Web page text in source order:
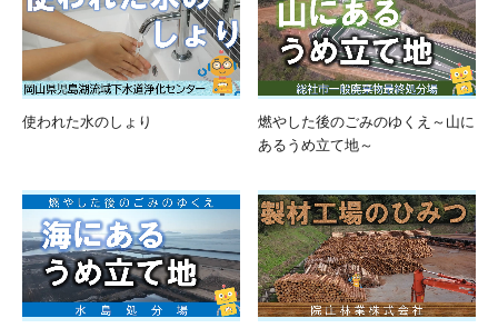
使われた水のしょり
燃やした後のごみのゆくえ～山に
あるうめ立て地～